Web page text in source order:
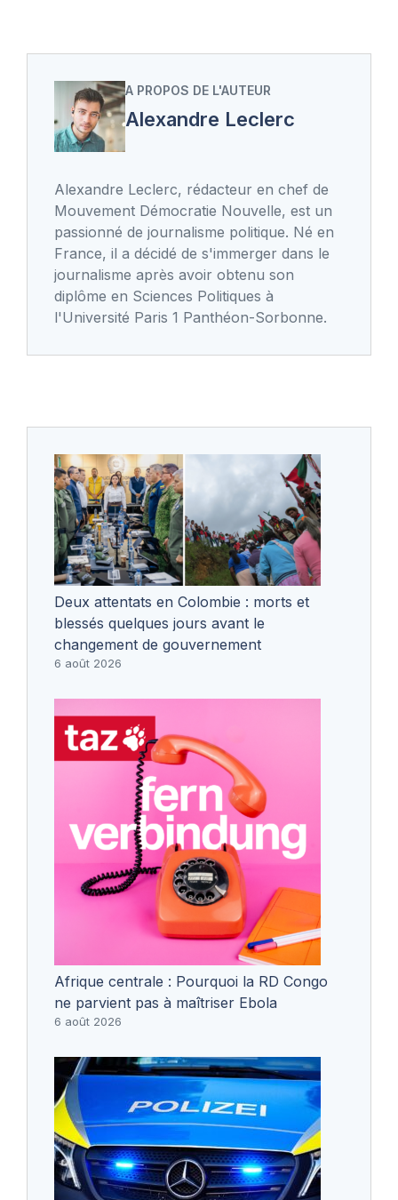
A PROPOS DE L'AUTEUR
Alexandre Leclerc
Alexandre Leclerc, rédacteur en chef de
Mouvement Démocratie Nouvelle, est un
passionné de journalisme politique. Né en
France, il a décidé de s'immerger dans le
journalisme après avoir obtenu son
diplôme en Sciences Politiques à
l'Université Paris 1 Panthéon-Sorbonne.
Deux attentats en Colombie : morts et
blessés quelques jours avant le
changement de gouvernement
6 août 2026
Afrique centrale : Pourquoi la RD Congo
ne parvient pas à maîtriser Ebola
6 août 2026